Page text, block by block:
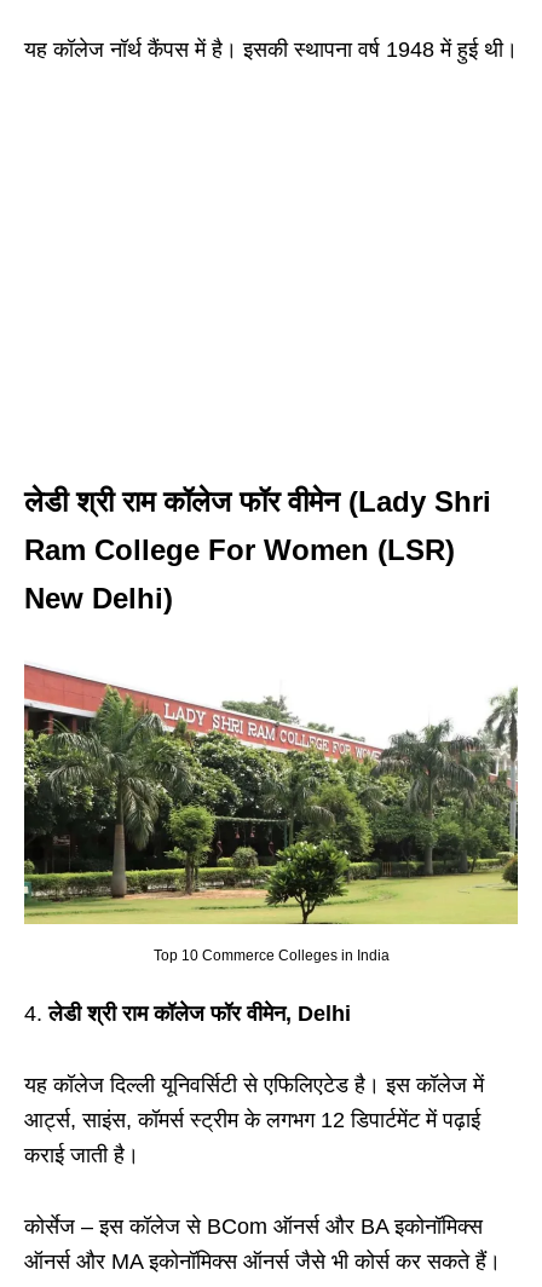
यह कॉलेज नॉर्थ कैंपस में है। इसकी स्थापना वर्ष 1948 में हुई थी।
लेडी श्री राम कॉलेज फॉर वीमेन (Lady Shri
Ram College For Women (LSR)
New Delhi)
Top 10 Commerce Colleges in India
लेडी श्री राम कॉलेज फॉर वीमेन, Delhi
यह कॉलेज दिल्ली यूनिवर्सिटी से एफिलिएटेड है। इस कॉलेज में
आर्ट्स, साइंस, कॉमर्स स्ट्रीम के लगभग 12 डिपार्टमेंट में पढ़ाई
कराई जाती है।
कोर्सेज – इस कॉलेज से BCom ऑनर्स और BA इकोनॉमिक्स
ऑनर्स और MA इकोनॉमिक्स ऑनर्स जैसे भी कोर्स कर सकते हैं।